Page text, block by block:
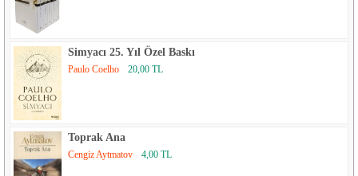
Simyacı 25. Yıl Özel Baskı
Paulo Coelho 20,00 TL
Toprak Ana
Cengiz Aytmatov 4,00 TL